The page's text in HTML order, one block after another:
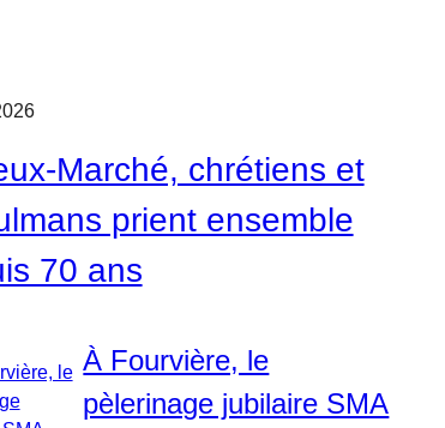
Marché, chrétiens et
prient ensemble
70 ans
À Fourvière, le
pèlerinage jubilaire SMA